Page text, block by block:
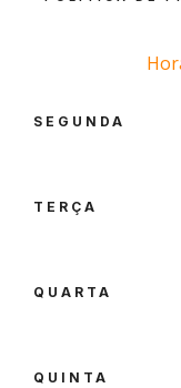
SEGUNDA
TERÇA
QUARTA
QUINTA